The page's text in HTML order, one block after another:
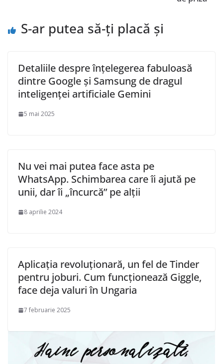
S-ar putea să-ți placă și
Detaliile despre înțelegerea fabuloasă
dintre Google și Samsung de dragul
inteligenței artificiale Gemini
5 mai 2025
Nu vei mai putea face asta pe
WhatsApp. Schimbarea care îi ajută pe
unii, dar îi „încurcă” pe alții
8 aprilie 2024
Aplicația revoluționară, un fel de Tinder
pentru joburi. Cum funcționează Giggle,
face deja valuri în Ungaria
7 februarie 2025